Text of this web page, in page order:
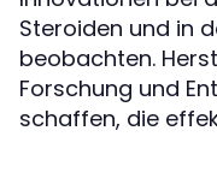
Steroiden und in
beobachten.
Forschung und
schaffen, die